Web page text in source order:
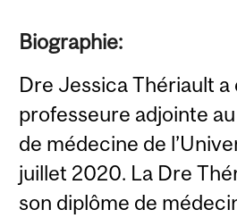
Biographie:
Dre Jessica Thériault
professeure adjointe
de médecine de
juillet 2020. La Dre
son diplôme de